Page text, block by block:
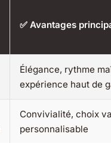
✅ Avantages
Élégance, rythme
expérience haut de
Convivialité, choix
personnalisable